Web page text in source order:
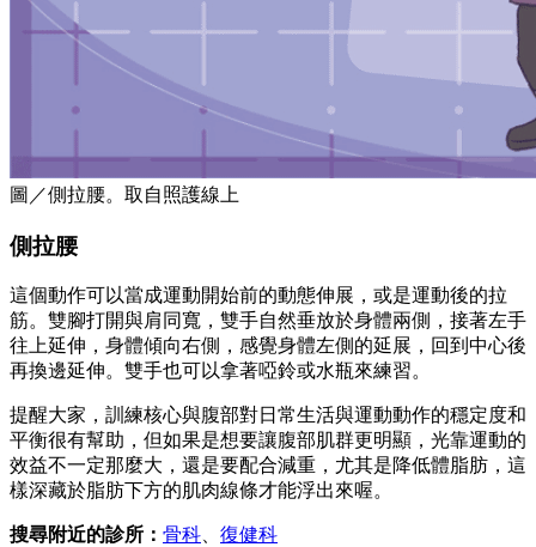
圖／側拉腰。取自照護線上
側拉腰
這個動作可以當成運動開始前的動態伸展，或是運動後的拉
筋。雙腳打開與肩同寬，雙手自然垂放於身體兩側，接著左手
往上延伸，身體傾向右側，感覺身體左側的延展，回到中心後
再換邊延伸。雙手也可以拿著啞鈴或水瓶來練習。
提醒大家，訓練核心與腹部對日常生活與運動動作的穩定度和
平衡很有幫助，但如果是想要讓腹部肌群更明顯，光靠運動的
效益不一定那麼大，還是要配合減重，尤其是降低體脂肪，這
樣深藏於脂肪下方的肌肉線條才能浮出來喔。
搜尋附近的診所： 骨科 復健科